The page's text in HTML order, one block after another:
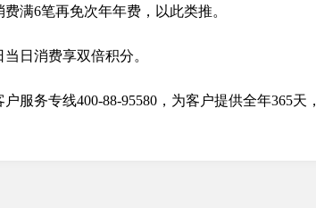
满6笔再免次年年费，以此类推。
日消费享双倍积分。
服务专线400-88-95580，为客户提供全年365天